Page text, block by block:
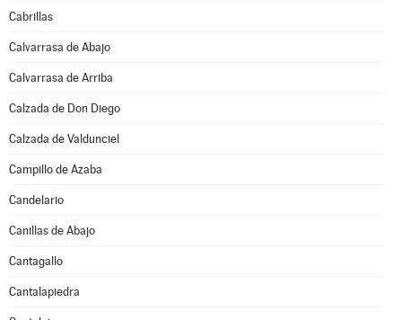
Cabrillas
Calvarrasa de Abajo
Calvarrasa de Arriba
Calzada de Don Diego
Calzada de Valdunciel
Campillo de Azaba
Candelario
Canillas de Abajo
Cantagallo
Cantalapiedra